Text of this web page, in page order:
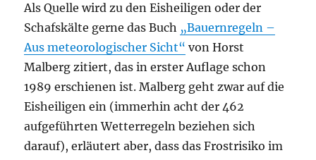
Als Quelle wird zu den Eisheiligen oder der
Schafskälte gerne das Buch „Bauernregeln –
Aus meteorologischer Sicht“ von Horst
Malberg zitiert, das in erster Auflage schon
1989 erschienen ist. Malberg geht zwar auf die
Eisheiligen ein (immerhin acht der 462
aufgeführten Wetterregeln beziehen sich
darauf), erläutert aber, dass das Frostrisiko im